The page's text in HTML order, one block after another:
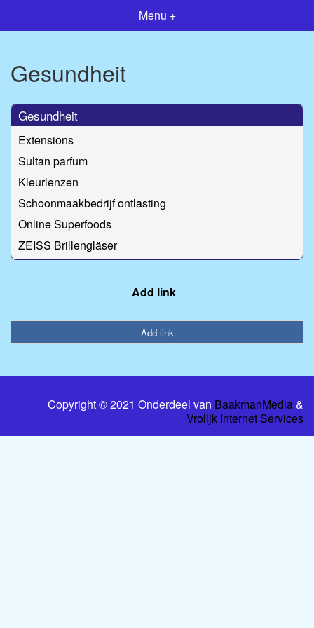
Menu +
Gesundheit
Gesundheit
Extensions
Sultan parfum
Kleurlenzen
Schoonmaakbedrijf ontlasting
Online Superfoods
ZEISS Brillengläser
Add link
Add link
Copyright © 2021 Onderdeel van BaakmanMedia&
Vrolijk Internet Services